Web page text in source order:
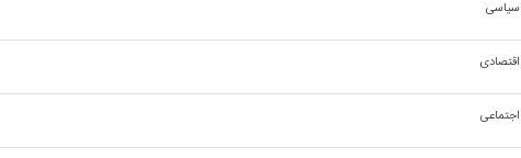
سیاسی
اقتصادی
اجتماعی